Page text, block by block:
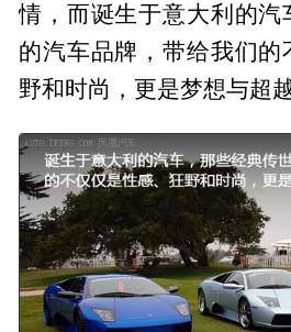
情，而诞生于意大利的汽
的汽车品牌，带给我们的
野和时尚，更是梦想与超越